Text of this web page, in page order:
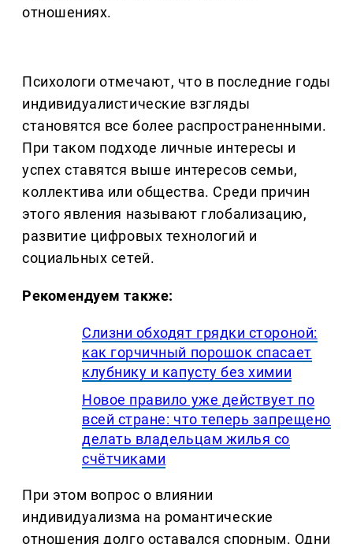
отношениях.
Психологи отмечают, что в последние годы
индивидуалистические взгляды
становятся все более распространенными.
При таком подходе личные интересы и
успех ставятся выше интересов семьи,
коллектива или общества. Среди причин
этого явления называют глобализацию,
развитие цифровых технологий и
социальных сетей.
Рекомендуем также:
Слизни обходят грядки стороной:
как горчичный порошок спасает
клубнику и капусту без химии
Новое правило уже действует по
всей стране: что теперь запрещено
делать владельцам жилья со
счётчиками
При этом вопрос о влиянии
индивидуализма на романтические
отношения долго оставался спорным. Одни